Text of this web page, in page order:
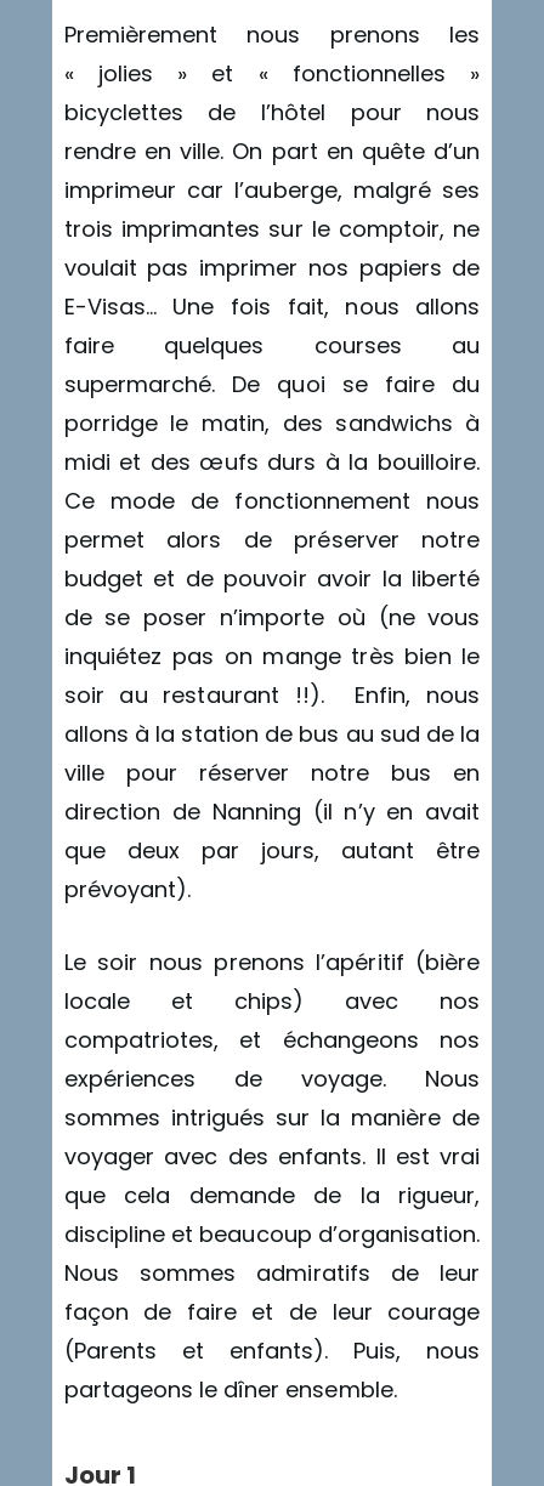
Premièrement nous prenons les
« jolies » et « fonctionnelles »
bicyclettes de l’hôtel pour nous
rendre en ville. On part en quête d’un
imprimeur car l’auberge, malgré ses
trois imprimantes sur le comptoir, ne
voulait pas imprimer nos papiers de
E-Visas… Une fois fait, nous allons
faire quelques courses au
supermarché. De quoi se faire du
porridge le matin, des sandwichs à
midi et des œufs durs à la bouilloire.
Ce mode de fonctionnement nous
permet alors de préserver notre
budget et de pouvoir avoir la liberté
de se poser n’importe où (ne vous
inquiétez pas on mange très bien le
soir au restaurant !!). Enfin, nous
allons à la station de bus au sud de la
ville pour réserver notre bus en
direction de Nanning (il n’y en avait
que deux par jours, autant être
prévoyant).
Le soir nous prenons l’apéritif (bière
locale et chips) avec nos
compatriotes, et échangeons nos
expériences de voyage. Nous
sommes intrigués sur la manière de
voyager avec des enfants. Il est vrai
que cela demande de la rigueur,
discipline et beaucoup d’organisation.
Nous sommes admiratifs de leur
façon de faire et de leur courage
(Parents et enfants). Puis, nous
partageons le dîner ensemble.
Jour 1